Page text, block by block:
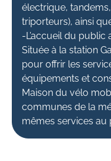
électrique,
triporteurs), ainsi
-L’accueil du public
Située à la station
pour offrir les
équipements et
Maison du vélo
communes de la
mêmes services au